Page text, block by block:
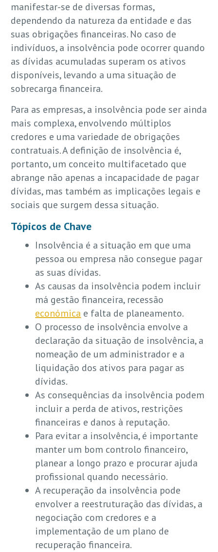
manifestar-se de diversas formas,
dependendo da natureza da entidade e das
suas obrigações financeiras. No caso de
indivíduos, a insolvência pode ocorrer quando
as dívidas acumuladas superam os ativos
disponíveis, levando a uma situação de
sobrecarga financeira.
Para as empresas, a insolvência pode ser ainda
mais complexa, envolvendo múltiplos
credores e uma variedade de obrigações
contratuais. A definição de insolvência é,
portanto, um conceito multifacetado que
abrange não apenas a incapacidade de pagar
dívidas, mas também as implicações legais e
sociais que surgem dessa situação.
Tópicos de Chave
Insolvência é a situação em que uma
pessoa ou empresa não consegue pagar
as suas dívidas.
As causas da insolvência podem incluir
má gestão financeira, recessão
económica e falta de planeamento.
O processo de insolvência envolve a
declaração da situação de insolvência, a
nomeação de um administrador e a
liquidação dos ativos para pagar as
dívidas.
As consequências da insolvência podem
incluir a perda de ativos, restrições
financeiras e danos à reputação.
Para evitar a insolvência, é importante
manter um bom controlo financeiro,
planear a longo prazo e procurar ajuda
profissional quando necessário.
A recuperação da insolvência pode
envolver a reestruturação das dívidas, a
negociação com credores e a
implementação de um plano de
recuperação financeira.